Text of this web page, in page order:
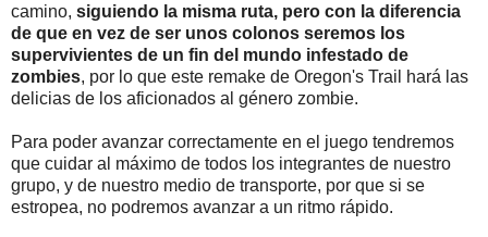
camino, siguiendo la misma ruta, pero con la diferencia
de que en vez de ser unos colonos seremos los
supervivientes de un fin del mundo infestado de
zombies, por lo que este remake de Oregon's Trail hará las
delicias de los aficionados al género zombie.
Para poder avanzar correctamente en el juego tendremos
que cuidar al máximo de todos los integrantes de nuestro
grupo, y de nuestro medio de transporte, por que si se
estropea, no podremos avanzar a un ritmo rápido.